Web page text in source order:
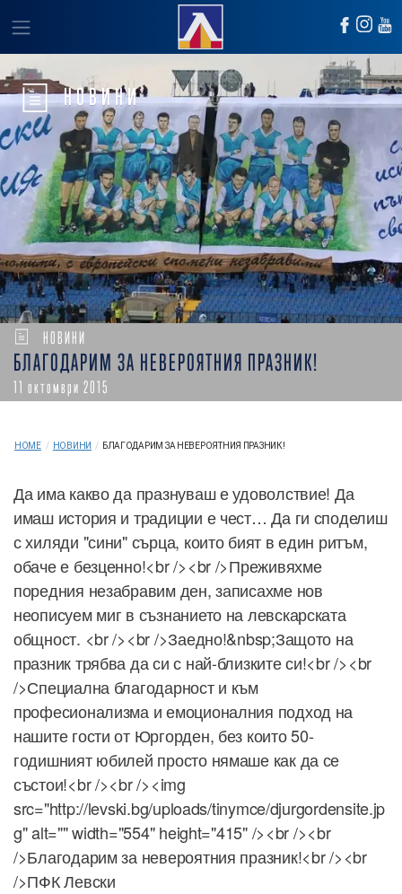
НОВИНИ
НОВИНИ
БЛАГОДАРИМ ЗА НЕВЕРОЯТНИЯ ПРАЗНИК!
11 октомври 2015
HOME / НОВИНИ / БЛАГОДАРИМ ЗА НЕВЕРОЯТНИЯ ПРАЗНИК!
Да има какво да празнуваш е удоволствие! Да
имаш история и традиции е чест… Да ги споделиш
с хиляди "сини" сърца, които бият в един ритъм,
обаче е безценно!<br /><br />Преживяхме
поредния незабравим ден, записахме нов
неописуем миг в съзнанието на левскарската
общност. <br /><br />Заедно!&nbsp;Защото на
празник трябва да си с най-близките си!<br /><br
/>Специална благодарност и към
професионализма и емоционалния подход на
нашите гости от Юргорден, без които 50-
годишният юбилей просто нямаше как да се
състои!<br /><br /><img
src="http://levski.bg/uploads/tinymce/djurgordensite.jp
g" alt="" width="554" height="415" /><br /><br
/>Благодарим за невероятния празник!<br /><br
/>ПФК Левски